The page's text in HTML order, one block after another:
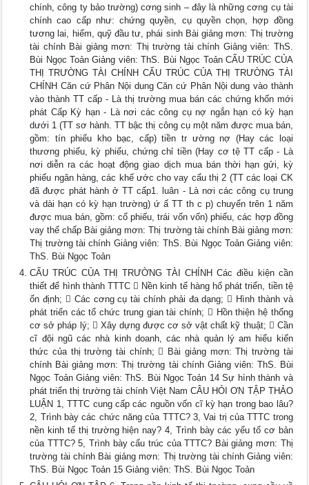
chính, công ty bảo trường) cơng sinh – đây là những cơng cụ tài
chính cao cấp như: chứng quyền, cụ quyền chọn, hợp đồng
tương lai, hiểm, quỹ đầu tư, phái sinh Bài giảng mơn: Thị trường
tài chính Bài giảng mơn: Thị trường tài chính Giảng viên: ThS.
Bùi Ngọc Toản Giảng viên: ThS. Bùi Ngọc Toản CẤU TRÚC CỦA
THỊ TRƯỜNG TÀI CHÍNH CẤU TRÚC CỦA THỊ TRƯỜNG TÀI
CHÍNH Căn cứ Phân Nội dung Căn cứ Phân Nội dung vào thành
vào thành TT cấp - Là thị trường mua bán các chứng khốn mới
phát Cấp Kỳ hạn - Là nơi các công cụ nợ ngắn hạn có kỳ hạn
dưới 1 (TT sơ hành. TT bậc thị công cụ một năm được mua bán,
gồm: tín phiếu kho bạc, cấp) tiền tr ường nợ (Hay các loại
thương phiếu, kỳ phiếu, chứng chỉ tiền (Hay cơ tệ TT cấp - Là
nơi diễn ra các hoạt động giao dịch mua bán thời hạn gửi, kỳ
phiếu ngân hàng, các khế ước cho vay cấu thị 2 (TT các loại CK
đã được phát hành ở TT cấp1. luân - Là nơi các công cụ trung
và dài hạn có kỳ hạn trường) ứ ấ TT th c p) chuyển trên 1 năm
được mua bán, gồm: cổ phiếu, trái vốn vốn) phiếu, các hợp đồng
vay thế chấp Bài giảng mơn: Thị trường tài chính Bài giảng mơn:
Thị trường tài chính Giảng viên: ThS. Bùi Ngọc Toản Giảng viên:
ThS. Bùi Ngọc Toản
CẤU TRÚC CỦA THỊ TRƯỜNG TÀI CHÍNH Các điều kiện cần
thiết để hình thành TTTC  Nền kinh tế hàng hố phát triển, tiền tệ
ổn định;  Các cơng cụ tài chính phải đa dạng;  Hình thành và
phát triển các tổ chức trung gian tài chính;  Hồn thiện hệ thống
cơ sở pháp lý;  Xây dựng được cơ sở vật chất kỹ thuật;  Cần
cĩ đội ngũ các nhà kinh doanh, các nhà quản lý am hiểu kiến
thức của thị trường tài chính;  Bài giảng mơn: Thị trường tài
chính Bài giảng mơn: Thị trường tài chính Giảng viên: ThS. Bùi
Ngọc Toản Giảng viên: ThS. Bùi Ngọc Toản 14 Sự hình thành và
phát triển thị trường tài chính Việt Nam CÂU HỎI ƠN TẬP THẢO
LUẬN 1, TTTC cung cấp các nguồn vốn cĩ kỳ hạn trong bao lâu?
2, Trình bày các chức năng của TTTC? 3, Vai trị của TTTC trong
nền kinh tế thị trường hiện nay? 4, Trình bày các yếu tố cơ bản
của TTTC? 5, Trình bày cấu trúc của TTTC? Bài giảng mơn: Thị
trường tài chính Bài giảng mơn: Thị trường tài chính Giảng viên:
ThS. Bùi Ngọc Toản 15 Giảng viên: ThS. Bùi Ngọc Toản